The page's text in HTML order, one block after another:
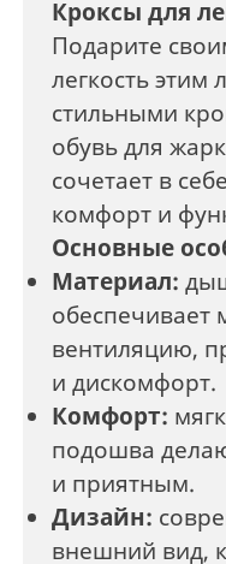
Кроксы для
Подарите
легкость
стильными
обувь для
сочетает в
комфорт и
Основные
Материал:
обеспечивает
вентиляцию,
и дискомфорт.
Комфорт:
подошва
и приятным.
Дизайн:
внешний вид,